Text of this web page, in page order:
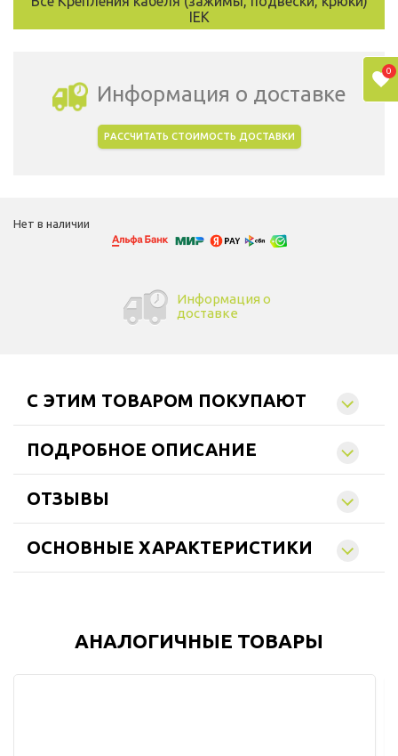
IEK
Информация о доставке
РАССЧИТАТЬ СТОИМОСТЬ ДОСТАВКИ
Нет в наличии
Информация о
доставке
C ЭТИМ ТОВАРОМ ПОКУПАЮТ
ПОДРОБНОЕ ОПИСАНИЕ
ОТЗЫВЫ
ОСНОВНЫЕ ХАРАКТЕРИСТИКИ
АНАЛОГИЧНЫЕ ТОВАРЫ
0